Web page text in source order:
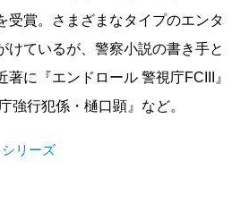
全身から力が抜けてしまったよ
森署を去っていった竜崎を見送
想だ。これだけでもう万感の思
受賞。さまざまなタイプのエンタ
けているが、警察小説の書き手と
著に『エンドロール 警視庁FCIII』
強行犯係・樋口顕』など。
リーズ